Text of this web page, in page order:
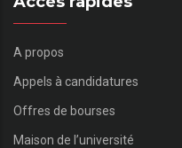
A propos
Appels à candidatures
Offres de bourses
Maison de l’université